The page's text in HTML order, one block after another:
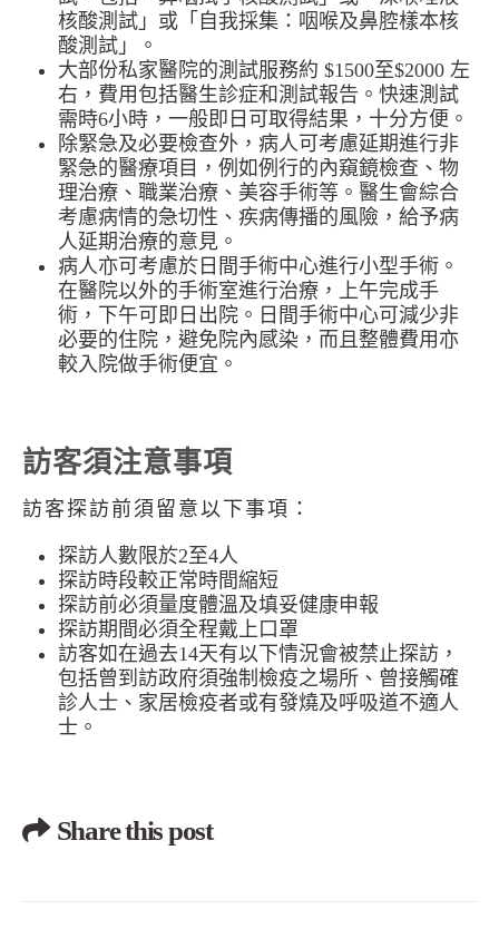
核酸測試」或「自我採集：咽喉及鼻腔樣本核
酸測試」。
大部份私家醫院的測試服務約 $1500至$2000 左
右，費用包括醫生診症和測試報告。快速測試
需時6小時，一般即日可取得結果，十分方便。
除緊急及必要檢查外，病人可考慮延期進行非
緊急的醫療項目，例如例行的內窺鏡檢查、物
理治療、職業治療、美容手術等。醫生會綜合
考慮病情的急切性、疾病傳播的風險，給予病
人延期治療的意見。
病人亦可考慮於日間手術中心進行小型手術。
在醫院以外的手術室進行治療，上午完成手
術，下午可即日出院。日間手術中心可減少非
必要的住院，避免院內感染，而且整體費用亦
較入院做手術便宜。
訪客須注意事項
訪客探訪前須留意以下事項：
探訪人數限於2至4人
探訪時段較正常時間縮短
探訪前必須量度體溫及填妥健康申報
探訪期間必須全程戴上口罩
訪客如在過去14天有以下情況會被禁止探訪，
包括曾到訪政府須強制檢疫之場所、曾接觸確
診人士、家居檢疫者或有發燒及呼吸道不適人
士。
Share this post